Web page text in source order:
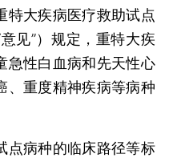
特大疾病医疗救助试点
见”）规定，重特大疾
急性白血病和先天性心
、重度精神疾病等病种
病种的临床路径等标